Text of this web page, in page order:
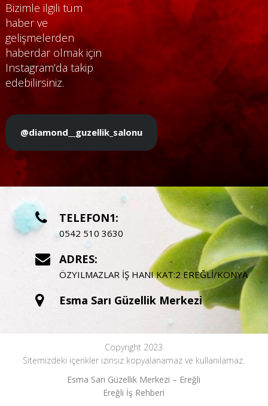
Bizimle ilgili tüm
haber ve
gelişmelerden
haberdar olmak için
Instagram’da takip
edebilirsiniz.
@diamond__guzellik_salonu
TELEFON1:
0542 510 3630
ADRES:
ÖZYILMAZLAR İŞ HANI KAT:2 EREĞLİ/KONYA
Esma Sarı Güzellik Merkezi
Copyright 2023
Sitemizdeki içerikler izinsiz kopyalanamaz ve kullanılamaz.
Esma Sarı Güzellik Merkezi – Ereğli
Ereğli İş Rehberi